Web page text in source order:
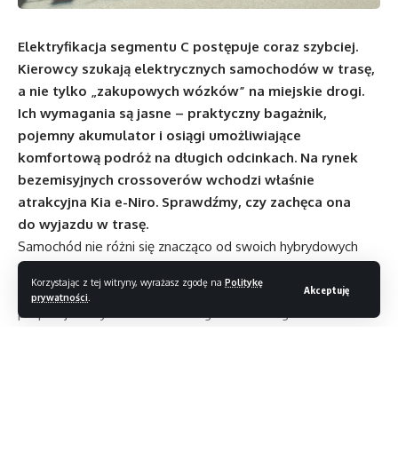
Korzystając z tej witryny, wyrażasz zgodę na Politykę
prywatności
Akceptuję
Elektryfikacja segmentu C postępuje coraz szybciej.
Kierowcy szukają elektrycznych samochodów w trasę,
a nie tylko „zakupowych wózków” na miejskie drogi.
Ich wymagania są jasne – praktyczny bagażnik,
pojemny akumulator i osiągi umożliwiające
komfortową podróż na długich odcinkach. Na rynek
bezemisyjnych crossoverów wchodzi właśnie
atrakcyjna Kia e-Niro. Sprawdźmy, czy zachęca ona
do wyjazdu w trasę.
Samochód nie różni się znacząco od swoich hybrydowych
kuzynów; widać tutaj klasyczny dla koreańskich „elektryków”
zabudowany grill i kilka błękitnych elementów, ale to wciąż
proporcjonalny crossover o eleganckim designie.